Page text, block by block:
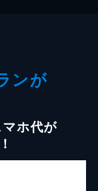
ンが
ホ代が